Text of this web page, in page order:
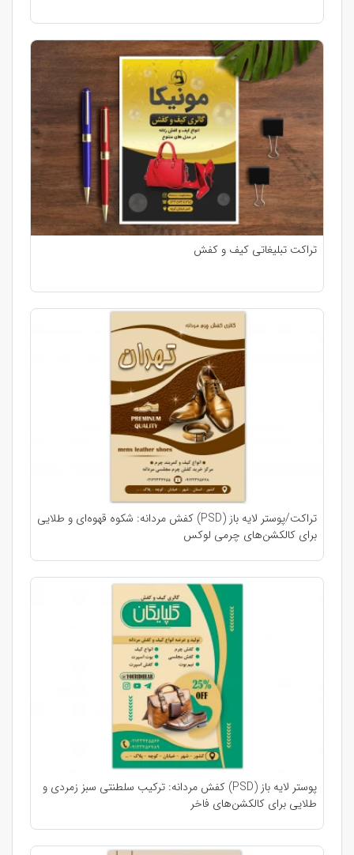
تراکت تبلیغاتی کیف و کفش
تراکت/پوستر لایه باز (PSD) کفش مردانه: شکوه قهوه‌ای و طلایی
برای کالکشن‌های چرمی لوکس
پوستر لایه باز (PSD) کفش مردانه: ترکیب سلطنتی سبز زمردی و
طلایی برای کالکشن‌های فاخر